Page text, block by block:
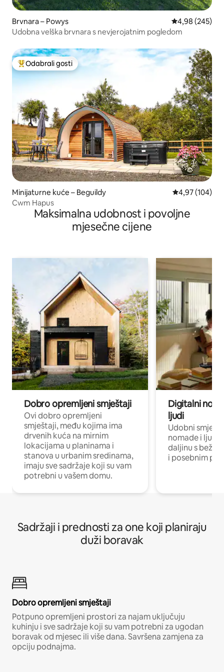
Brvnara – Powys Prosječna
4,98 (245)
Udobna velška brvnara s nevjerojatnim pogledom
Među najviše rangiranima s oznakom „Odabrali gosti”
Odabrali gosti
Minijaturne kuće – Beguildy Prosječna
4,97 (104)
Cwm Hapus
Maksimalna udobnost i povoljne
mjesečne cijene
Dobro opremljeni smještaji
Ovi dobro opremljeni
smještaji, među kojima ima
drvenih kuća na mirnim
lokacijama u planinama i
stanova u urbanim sredinama,
imaju sve sadržaje koji su vam
potrebni u vašem domu.
Digitalni
ljudi
Udobni
nomade i ljude
daljinu s
i posebnim
Sadržaji i prednosti za one koji planiraju
duži boravak
Dobro opremljeni smještaji
Potpuno opremljeni prostori za najam uključuju
kuhinju i sve sadržaje koji su vam potrebni za ugodan
boravak od mjesec ili više dana. Savršena zamjena za
opciju podnajma.